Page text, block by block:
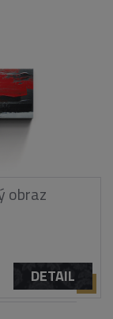
obraz
DETAIL